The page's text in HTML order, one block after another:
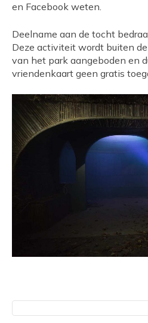
en Facebook weten.
Deelname aan de tocht
Deze activiteit wordt buiten
van het park aangeboden en
vriendenkaart geen gratis